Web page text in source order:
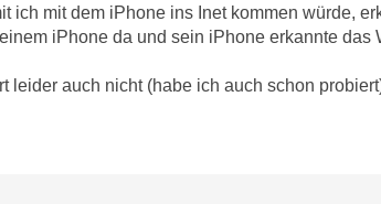
ich mit dem iPhone ins Inet kommen würde,
iPhone da und sein iPhone erkannte das
leider auch nicht (habe ich auch schon